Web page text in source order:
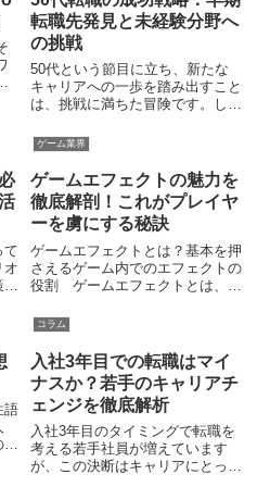
然、建物などの背景をデザイン
す...
転職先発見と未経験分野へ
の挑戦
50代という節目に立ち、新たな
キャリアへの一歩を踏み出すこと
は、挑戦に満ちた冒険です。しか
を持って前進することは可能で
す。このイントロダクションで
は、50代転職の現実と、早期転
職先を見つける戦略、そして未経
験分...
て
オ
ゲーム業界
ゲームエフェクトの魅力を
徹底解剖！これがプレイヤ
ーを虜にする秘訣
ゲームエフェクトとは？基本を押
さえるゲーム内でのエフェクトの
役割 ゲームエフェクトとは、爆
象や光の反射をCG技術を用いて
覚的なインパクトを与える重要な
要素です。ゲーム内でのエフェ
ク...
語
語
コラム
入社3年目での転職はマイ
ナスか？若手のキャリアチ
ェンジを徹底解析
入社3年目のタイミングで転職を
考える若手社員が増えています
が、この決断はキャリアにとって